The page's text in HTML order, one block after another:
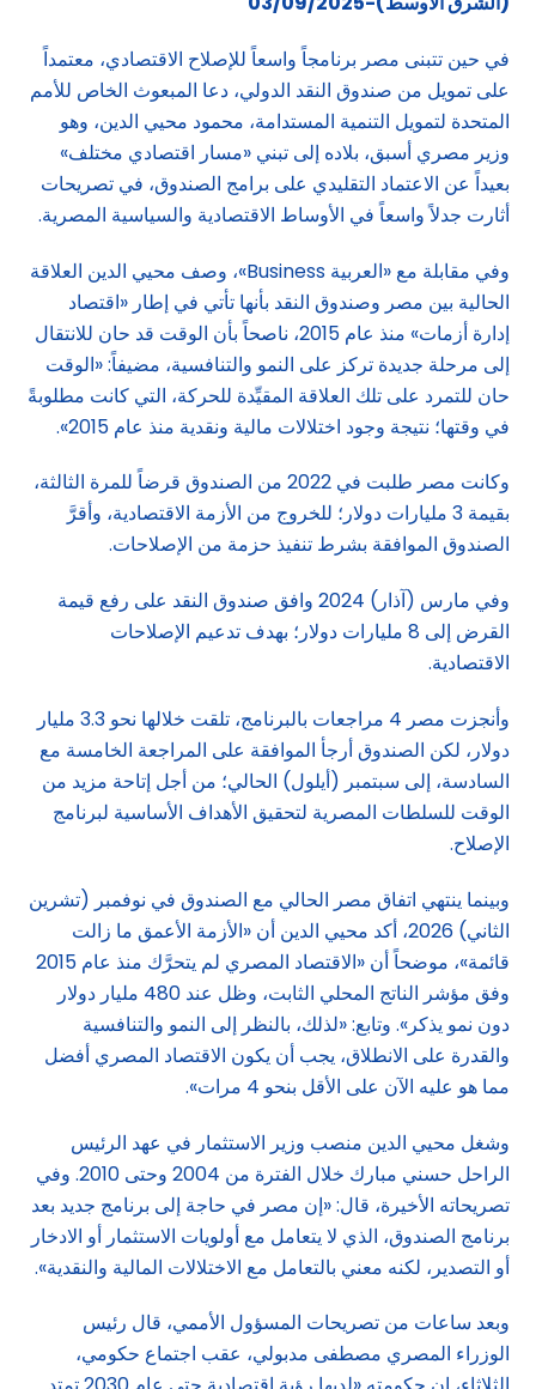
في حين تتبنى مصر برنامجاً واسعاً للإصلاح الاقتصادي، معتمداً
على تمويل من صندوق النقد الدولي، دعا المبعوث الخاص للأمم
المتحدة لتمويل التنمية المستدامة، محمود محيي الدين، وهو
وزير مصري أسبق، بلاده إلى تبني «مسار اقتصادي مختلف»
بعيداً عن الاعتماد التقليدي على برامج الصندوق، في تصريحات
أثارت جدلاً واسعاً في الأوساط الاقتصادية والسياسية المصرية.
وفي مقابلة مع «العربية Business»، وصف محيي الدين العلاقة
الحالية بين مصر وصندوق النقد بأنها تأتي في إطار «اقتصاد
إدارة أزمات» منذ عام 2015، ناصحاً بأن الوقت قد حان للانتقال
إلى مرحلة جديدة تركز على النمو والتنافسية، مضيفاً: «الوقت
حان للتمرد على تلك العلاقة المقيِّدة للحركة، التي كانت مطلوبةً
في وقتها؛ نتيجة وجود اختلالات مالية ونقدية منذ عام 2015».
وكانت مصر طلبت في 2022 من الصندوق قرضاً للمرة الثالثة،
بقيمة 3 مليارات دولار؛ للخروج من الأزمة الاقتصادية، وأقرَّ
الصندوق الموافقة بشرط تنفيذ حزمة من الإصلاحات.
وفي مارس (آذار) 2024 وافق صندوق النقد على رفع قيمة
القرض إلى 8 مليارات دولار؛ بهدف تدعيم الإصلاحات
الاقتصادية.
وأنجزت مصر 4 مراجعات بالبرنامج، تلقت خلالها نحو 3.3 مليار
دولار، لكن الصندوق أرجأ الموافقة على المراجعة الخامسة مع
السادسة، إلى سبتمبر (أيلول) الحالي؛ من أجل إتاحة مزيد من
الوقت للسلطات المصرية لتحقيق الأهداف الأساسية لبرنامج
الإصلاح.
وبينما ينتهي اتفاق مصر الحالي مع الصندوق في نوفمبر (تشرين
الثاني) 2026، أكد محيي الدين أن «الأزمة الأعمق ما زالت
قائمة»، موضحاً أن «الاقتصاد المصري لم يتحرَّك منذ عام 2015
وفق مؤشر الناتج المحلي الثابت، وظل عند 480 مليار دولار
دون نمو يذكر». وتابع: «لذلك، بالنظر إلى النمو والتنافسية
والقدرة على الانطلاق، يجب أن يكون الاقتصاد المصري أفضل
مما هو عليه الآن على الأقل بنحو 4 مرات».
وشغل محيي الدين منصب وزير الاستثمار في عهد الرئيس
الراحل حسني مبارك خلال الفترة من 2004 وحتى 2010. وفي
تصريحاته الأخيرة، قال: «إن مصر في حاجة إلى برنامج جديد بعد
برنامج الصندوق، الذي لا يتعامل مع أولويات الاستثمار أو الادخار
أو التصدير، لكنه معني بالتعامل مع الاختلالات المالية والنقدية».
وبعد ساعات من تصريحات المسؤول الأممي، قال رئيس
الوزراء المصري مصطفى مدبولي، عقب اجتماع حكومي،